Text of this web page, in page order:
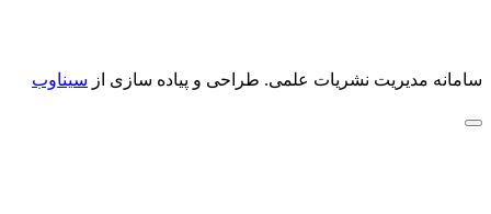
سامانه مدیریت نشریات علمی. طراحی و پیاده سازی از سیناوب